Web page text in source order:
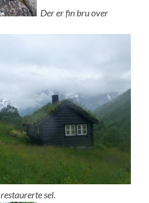
Der er fin bru over
sel.